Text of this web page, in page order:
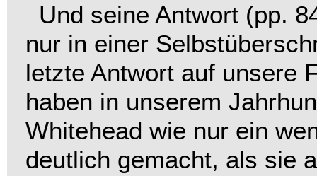
Und seine Antwort (pp.
nur in einer
letzte Antwort auf unsere
haben in unserem
Whitehead wie nur ein
deutlich gemacht, als sie